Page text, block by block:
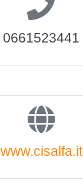
0661523441
www.cisalfa.it